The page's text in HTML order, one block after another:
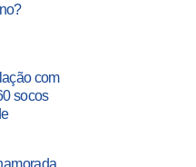
com
socos